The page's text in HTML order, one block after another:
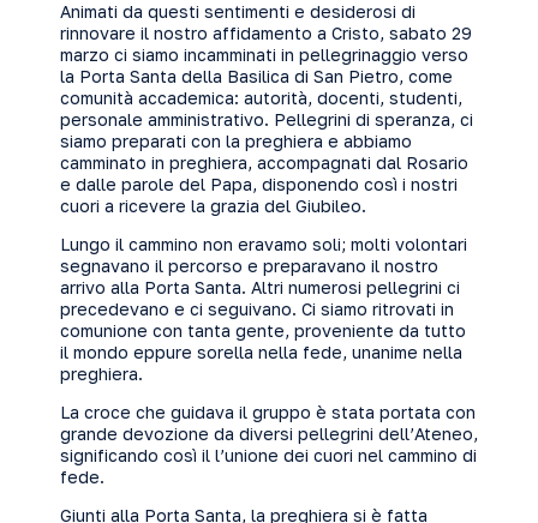
Animati da questi sentimenti e desiderosi di
rinnovare il nostro affidamento a Cristo, sabato 29
marzo ci siamo incamminati in pellegrinaggio verso
la Porta Santa della Basilica di San Pietro, come
comunità accademica: autorità, docenti, studenti,
personale amministrativo. Pellegrini di speranza, ci
siamo preparati con la preghiera e abbiamo
camminato in preghiera, accompagnati dal Rosario
e dalle parole del Papa, disponendo così i nostri
cuori a ricevere la grazia del Giubileo.
Lungo il cammino non eravamo soli; molti volontari
segnavano il percorso e preparavano il nostro
arrivo alla Porta Santa. Altri numerosi pellegrini ci
precedevano e ci seguivano. Ci siamo ritrovati in
comunione con tanta gente, proveniente da tutto
il mondo eppure sorella nella fede, unanime nella
preghiera.
La croce che guidava il gruppo è stata portata con
grande devozione da diversi pellegrini dell’Ateneo,
significando così il l’unione dei cuori nel cammino di
fede.
Giunti alla Porta Santa, la preghiera si è fatta